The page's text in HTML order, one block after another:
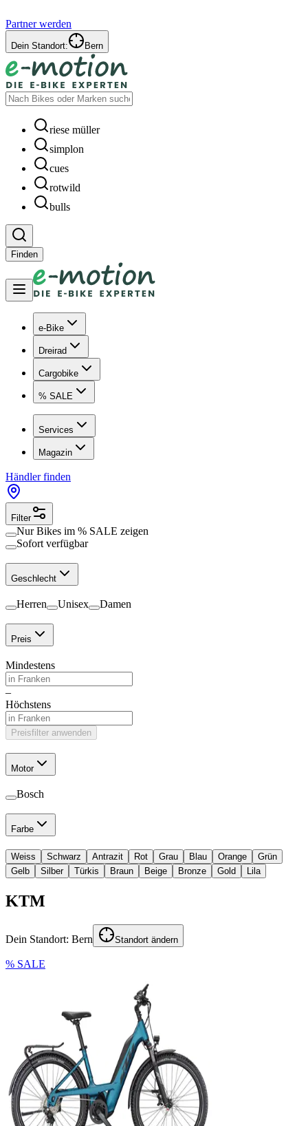
Partner werden
Dein Standort: Bern
riese müller
simplon
cues
rotwild
bulls
Finden
e-Bike
Dreirad
Cargobike
% SALE
Services
Magazin
Händler finden
Filter
Nur Bikes im % SALE zeigen
Sofort verfügbar
Geschlecht
Herren Unisex Damen
Preis
Mindestens
–
Höchstens
Preisfilter anwenden
Motor
Bosch
Farbe
Weiss Schwarz Antrazit Rot Grau Blau Orange
Grün
Gelb
Silber Türkis Braun Beige Bronze Gold Lila
KTM
Dein Standort: Bern Standort ändern
% SALE